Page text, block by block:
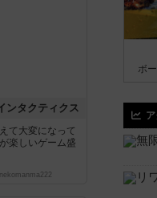
ンタクティクス
て大変になって
楽しいゲーム盛
ボ